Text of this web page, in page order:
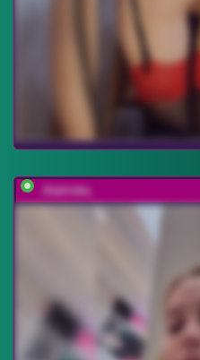
_Katrinka_